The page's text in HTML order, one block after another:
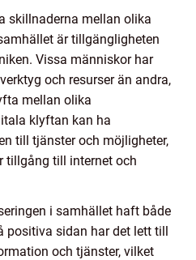
skillnaderna mellan olika
är tillgängligheten
Vissa människor har
och resurser än andra,
mellan olika
klyftan kan ha
till tjänster och möjligheter,
tillgång till internet och
i samhället haft både
positiva sidan har det lett till
och tjänster, vilket